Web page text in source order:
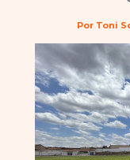
Por Toni